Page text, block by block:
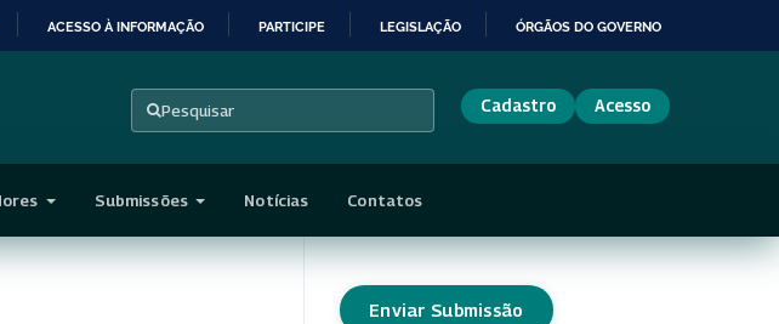
ACESSO À INFORMAÇÃO PARTICIPE LEGISLAÇÃO ÓRGÃOS DO GOVERNO
Pesquisar Cadastro Acesso
Submissões Notícias Contatos
Enviar Submissão